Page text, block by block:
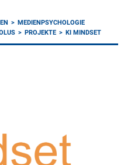
MEDIENPSYCHOLOGIE
PROJEKTE KI MINDSET